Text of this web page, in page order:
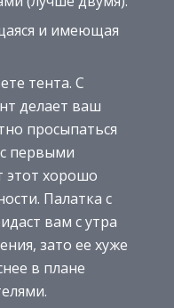
и имеющая
тента. С
делает ваш
просыпаться
первыми
этот хорошо
Палатка с
вам с утра
зато ее хуже
в плане